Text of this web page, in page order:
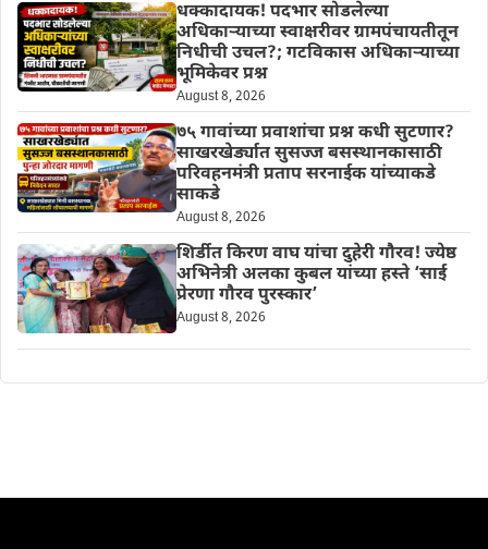
धक्कादायक! पदभार सोडलेल्या
अधिकाऱ्याच्या स्वाक्षरीवर ग्रामपंचायतीतून
निधीची उचल?; गटविकास अधिकाऱ्याच्या
भूमिकेवर प्रश्न
August 8, 2026
७५ गावांच्या प्रवाशांचा प्रश्न कधी सुटणार?
साखरखेर्ड्यात सुसज्ज बसस्थानकासाठी
परिवहनमंत्री प्रताप सरनाईक यांच्याकडे
साकडे
August 8, 2026
शिर्डीत किरण वाघ यांचा दुहेरी गौरव! ज्येष्ठ
अभिनेत्री अलका कुबल यांच्या हस्ते ‘साई
प्रेरणा गौरव पुरस्कार’
August 8, 2026